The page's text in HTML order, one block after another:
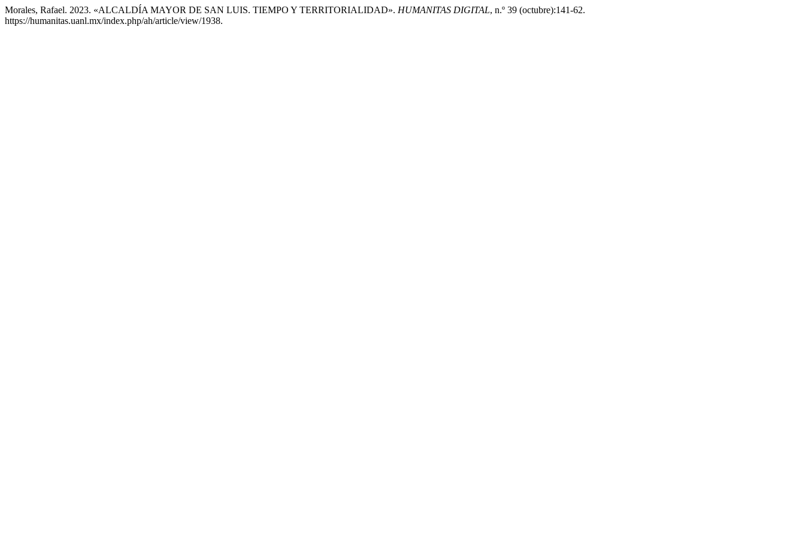
Morales, Rafael. 2023. «ALCALDÍA MAYOR DE SAN LUIS. TIEMPO Y TERRITORIALIDAD». HUMANITAS DIGITAL, n.º 39 (octubre):141-62.
https://humanitas.uanl.mx/index.php/ah/article/view/1938.